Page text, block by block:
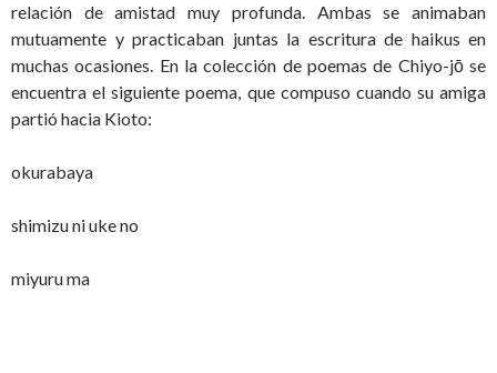
relación de amistad muy profunda. Ambas se animaban
mutuamente y practicaban juntas la escritura de haikus en
muchas ocasiones. En la colección de poemas de Chiyo-jō se
encuentra el siguiente poema, que compuso cuando su amiga
partió hacia Kioto:
okurabaya
shimizu ni uke no
miyuru ma